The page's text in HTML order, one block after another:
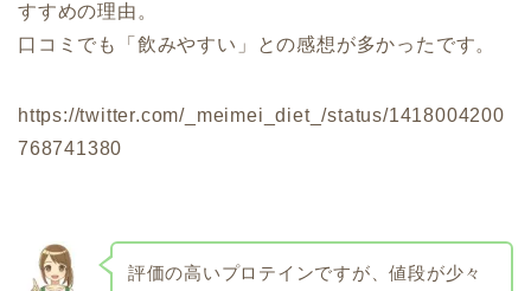
すすめの理由。
口コミでも「飲みやすい」との感想が多かったです。
https://twitter.com/_meimei_diet_/status/1418004200
768741380
評価の高いプロテインですが、値段が少々